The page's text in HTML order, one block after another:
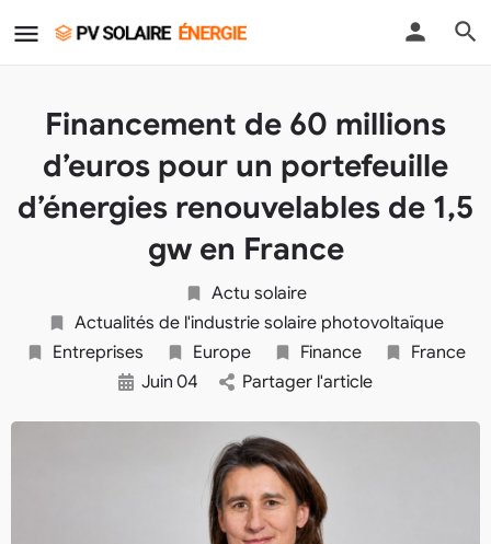
Financement de 60 millions
d’euros pour un portefeuille
d’énergies renouvelables de 1,5
gw en France
Actu solaire
Actualités de l'industrie solaire photovoltaïque
Entreprises
Europe Finance
France
Juin 04 Partager l'article